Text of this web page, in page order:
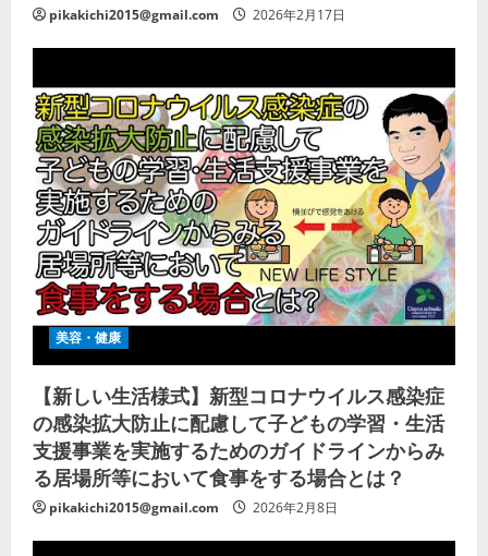
pikakichi2015@gmail.com 2026年2月17日
美容・健康
【新しい生活様式】新型コロナウイルス感染症
の感染拡大防止に配慮して子どもの学習・生活
支援事業を実施するためのガイドラインからみ
る居場所等において食事をする場合とは？
pikakichi2015@gmail.com 2026年2月8日